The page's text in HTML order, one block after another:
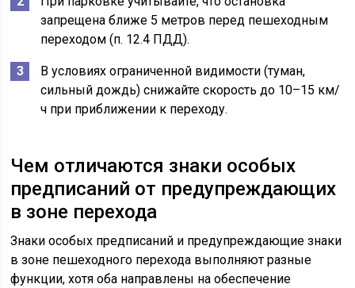
запрещена ближе 5 метров перед пешеходным
переходом (п. 12.4 ПДД).
В условиях ограниченной видимости (туман,
сильный дождь) снижайте скорость до 10–15 км/
ч при приближении к переходу.
Чем отличаются знаки особых
предписаний от предупреждающих
в зоне перехода
Знаки особых предписаний и предупреждающие знаки
в зоне пешеходного перехода выполняют разные
функции, хотя оба направлены на обеспечение